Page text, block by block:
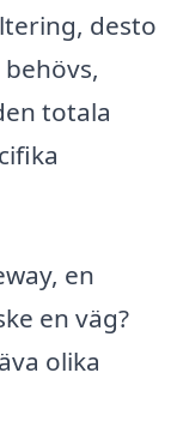
desto
totala
en
en väg?
olika